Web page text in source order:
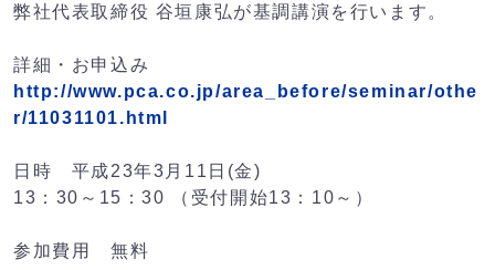
弊社代表取締役 谷垣康弘が基調講演を行います。
詳細・お申込み
http://www.pca.co.jp/area_before/seminar/othe
r/11031101.html
日時 平成23年3月11日(金)
13：30～15：30 （受付開始13：10～）
参加費用 無料